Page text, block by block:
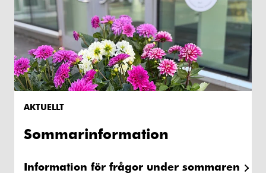
AKTUELLT
Sommarinformation
Information för frågor under sommaren